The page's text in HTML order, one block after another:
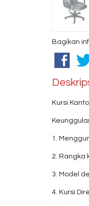
Bagikan
Kursi
1.
2. Rangka
3. Model
4. Kursi